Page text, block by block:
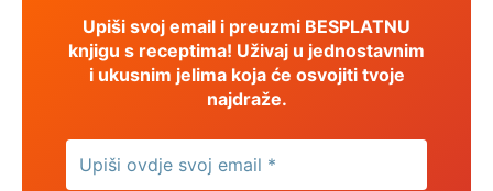
Upiši svoj email i preuzmi BESPLATNU
knjigu s receptima! Uživaj u jednostavnim
i ukusnim jelima koja će osvojiti tvoje
najdraže.